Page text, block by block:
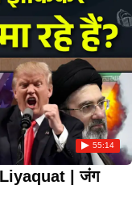
55:14